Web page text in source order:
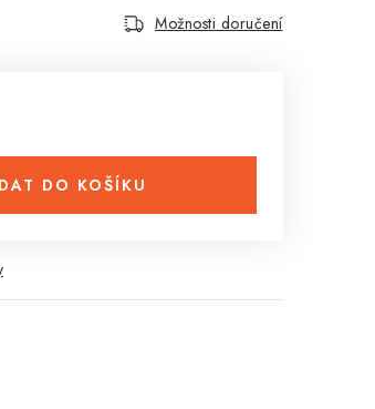
Možnosti doručení
DO KOŠÍKU